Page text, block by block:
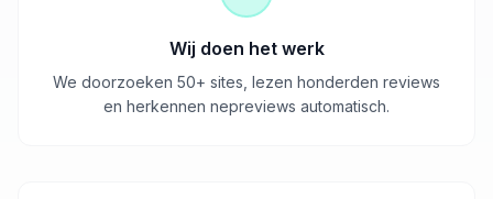
Wij doen het werk
We doorzoeken 50+ sites, lezen honderden reviews
en herkennen nepreviews automatisch.